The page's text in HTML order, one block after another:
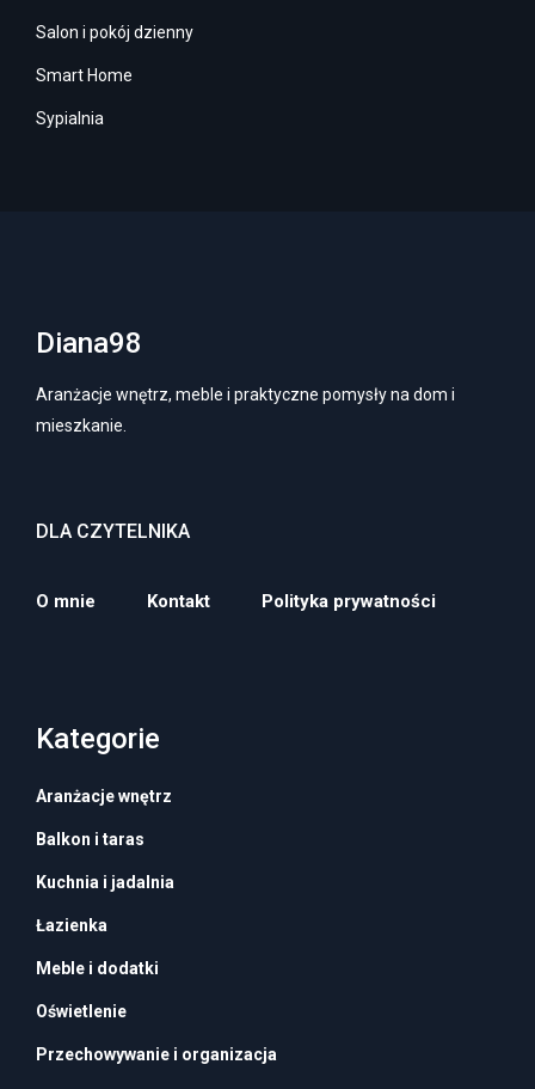
Salon i pokój dzienny
Smart Home
Sypialnia
Diana98
Aranżacje wnętrz, meble i praktyczne pomysły na dom i
mieszkanie.
DLA CZYTELNIKA
O mnie Kontakt Polityka prywatności
Kategorie
Aranżacje wnętrz
Balkon i taras
Kuchnia i jadalnia
Łazienka
Meble i dodatki
Oświetlenie
Przechowywanie i organizacja